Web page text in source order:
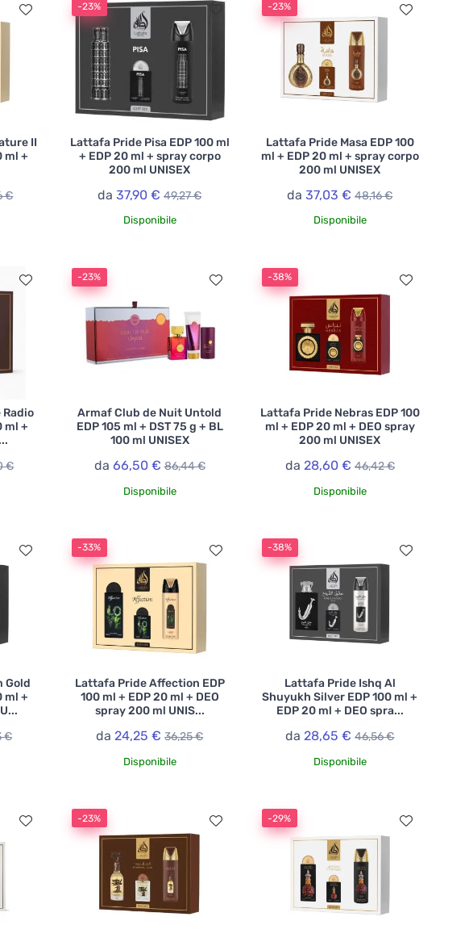
II
ml +
€
-23%
Lattafa Pride Pisa EDP 100 ml
+ EDP 20 ml + spray corpo
200 ml UNISEX
da37,90 € 49,27 €
Disponibile
-23%
Lattafa Pride Masa EDP 100
ml + EDP 20 ml + spray corpo
200 ml UNISEX
da37,03 € 48,16 €
Disponibile
ml +
€
-23%
Armaf Club de Nuit Untold
EDP 105 ml + DST 75 g + BL
100 ml UNISEX
da 66,50 € 86,44 €
Disponibile
-38%
Lattafa Pride Nebras EDP 100
ml + EDP 20 ml + DEO spray
200 ml UNISEX
da 28,60 € 46,42 €
Disponibile
Gold
ml +
€
-33%
Lattafa Pride Affection EDP
100 ml + EDP 20 ml + DEO
spray 200 ml UNIS...
da24,25 € 36,25 €
Disponibile
-38%
Lattafa Pride Ishq Al
Shuyukh Silver EDP 100 ml +
EDP 20 ml + DEO spra...
da28,65 € 46,56 €
Disponibile
-23% -29%